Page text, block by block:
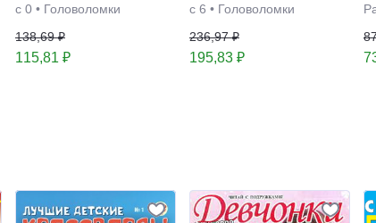
с 0 • Головоломки
138,69 ₽
115,81 ₽
с 6 • Головоломки
236,97 ₽
195,83 ₽